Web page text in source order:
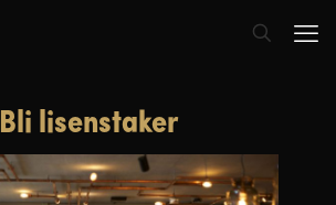
Bli lisenstaker